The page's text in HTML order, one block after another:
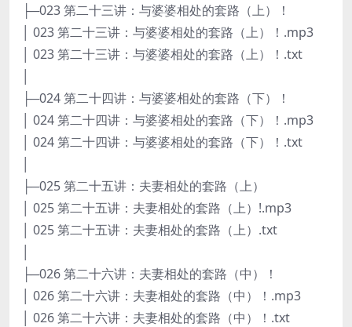
├─023 第二十三讲：与婆婆相处的套路（上）！
│ 023 第二十三讲：与婆婆相处的套路（上）！.mp3
│ 023 第二十三讲：与婆婆相处的套路（上）！.txt
├─024 第二十四讲：与婆婆相处的套路（下）！
│ 024 第二十四讲：与婆婆相处的套路（下）！.mp3
│ 024 第二十四讲：与婆婆相处的套路（下）！.txt
├─025 第二十五讲：夫妻相处的套路（上）
│ 025 第二十五讲：夫妻相处的套路（上）!.mp3
│ 025 第二十五讲：夫妻相处的套路（上）.txt
├─026 第二十六讲：夫妻相处的套路（中）！
│ 026 第二十六讲：夫妻相处的套路（中）！.mp3
│ 026 第二十六讲：夫妻相处的套路（中）！.txt